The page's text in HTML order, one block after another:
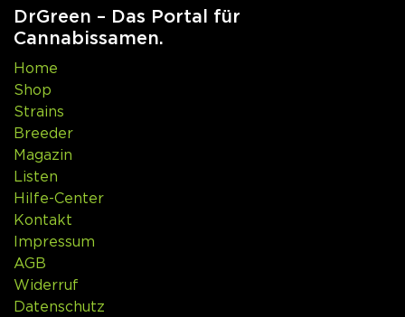
DrGreen – Das Portal für
Cannabissamen.
Home
Shop
Strains
Breeder
Magazin
Listen
Hilfe-Center
Kontakt
Impressum
AGB
Widerruf
Datenschutz